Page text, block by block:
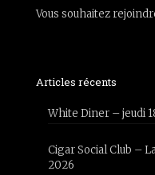
Vous souhaitez
Articles récents
White Diner – jeudi
Cigar Social Club –
2026